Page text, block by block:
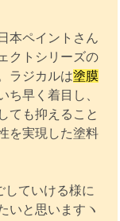
本ペイントさん
クトシリーズの
ラジカルは塗膜
早く着目し、
ても抑えること
を実現した塗料
ていける様に
いと思いますヽ